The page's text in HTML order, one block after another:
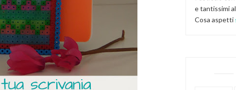
e tantissimi
Cosa aspetti